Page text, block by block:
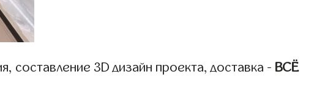
3D дизайн проекта, доставка - ВСЁ